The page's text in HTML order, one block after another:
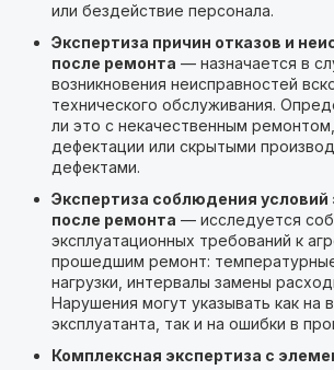
или бездействие персонала.
Экспертиза причин отказов и
после ремонта — назначается в
возникновения неисправностей
технического обслуживания.
ли это с некачественным
дефектации или скрытыми
дефектами.
Экспертиза соблюдения условий
после ремонта — исследуется
эксплуатационных требований к
прошедшим ремонт:
нагрузки, интервалы замены
Нарушения могут указывать как на
эксплуатанта, так и на ошибки в
Комплексная экспертиза с